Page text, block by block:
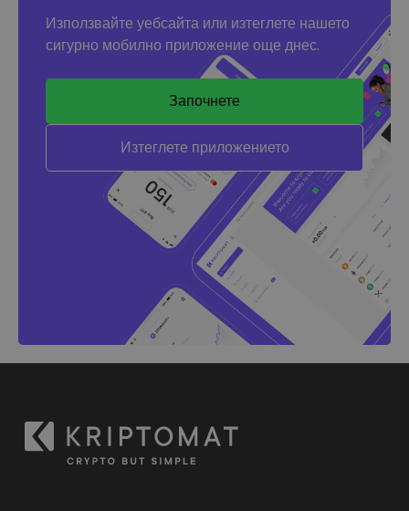
Използвайте уебсайта или изтеглете нашето
сигурно мобилно приложение още днес.
Започнете
Изтеглете приложението